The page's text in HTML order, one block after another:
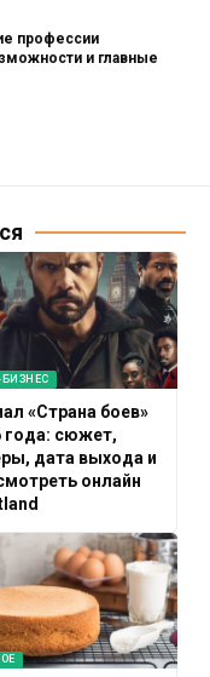
профессии
и главные
БИЗНЕС
«Страна боев»
года: сюжет,
дата выхода и
онлайн